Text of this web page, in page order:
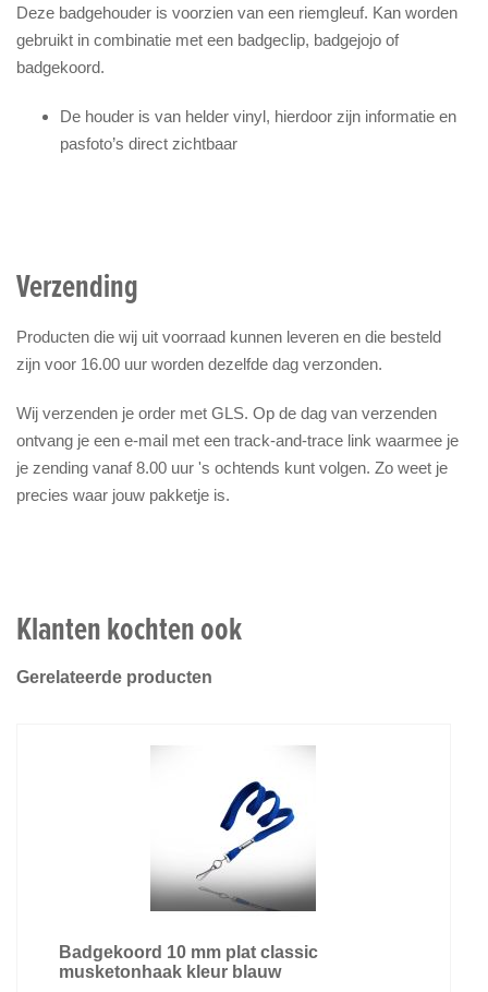
Deze badgehouder is voorzien van een riemgleuf. Kan worden
gebruikt in combinatie met een badgeclip, badgejojo of
badgekoord.
De houder is van helder vinyl, hierdoor zijn informatie en
pasfoto’s direct zichtbaar
Verzending
Producten die wij uit voorraad kunnen leveren en die besteld
zijn voor 16.00 uur worden dezelfde dag verzonden.
Wij verzenden je order met GLS. Op de dag van verzenden
ontvang je een e-mail met een track-and-trace link waarmee je
je zending vanaf 8.00 uur 's ochtends kunt volgen. Zo weet je
precies waar jouw pakketje is.
Klanten kochten ook
Gerelateerde producten
Badgekoord 10 mm plat classic
musketonhaak kleur blauw